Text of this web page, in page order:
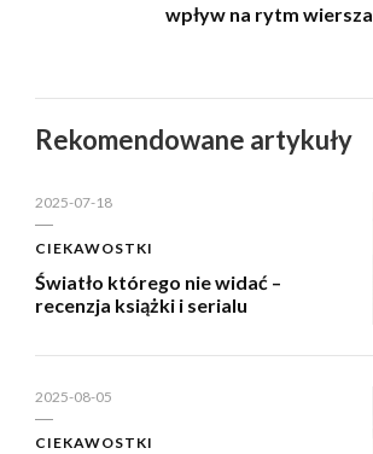
wpływ na rytm wiersza
Rekomendowane artykuły
2025-07-18
CIEKAWOSTKI
Światło którego nie widać –
recenzja książki i serialu
2025-08-05
CIEKAWOSTKI